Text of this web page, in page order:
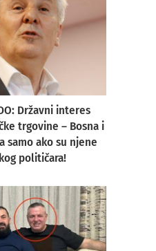
Državni interes
trgovine – Bosna i
samo ako su njene
političara!